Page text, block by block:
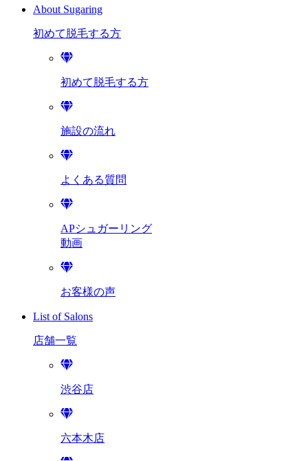
About Sugaring
初めて脱毛する方
初めて脱毛する方
施設の流れ
よくある質問
APシュガーリング
動画
お客様の声
List of Salons
店舗一覧
渋谷店
六本木店